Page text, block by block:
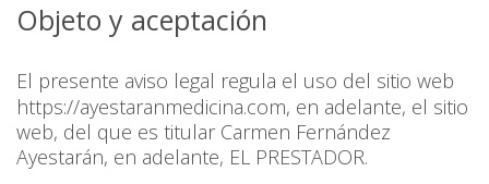
Objeto y aceptación
El presente aviso legal regula el uso del sitio web
https://ayestaranmedicina.com, en adelante, el sitio
web, del que es titular Carmen Fernández
Ayestarán, en adelante, EL PRESTADOR.